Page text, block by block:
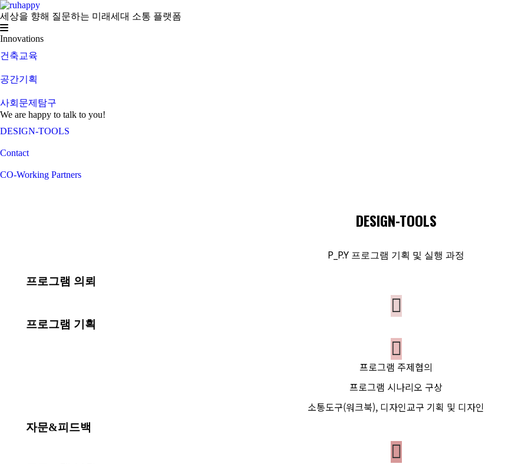
세상을 향해 질문하는 미래세대 소통 플랫폼
Innovations
건축교육
공간기획
사회문제탐구
We are happy to talk to you!
DESIGN-TOOLS
Contact
CO-Working Partners
DESIGN-TOOLS
P_P.Y 프로그램 기획 및 실행 과정
프로그램 의뢰
프로그램 기획
프로그램 주제협의
프로그램 시나리오 구상
소통도구(워크북), 디자인교구 기획 및 디자인
자문&피드백